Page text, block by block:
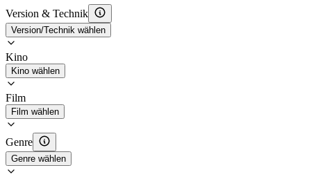
Version & Technik
Version/Technik wählen
Kino
Kino wählen
Film
Film wählen
Genre
Genre wählen